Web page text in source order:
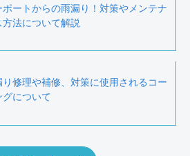
ポートからの雨漏り！対策やメンテナ
方法について解説
り修理や補修、対策に使用されるコー
グについて